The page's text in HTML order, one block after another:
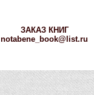
ЗАКАЗ КНИГ
notabene_book@list.ru